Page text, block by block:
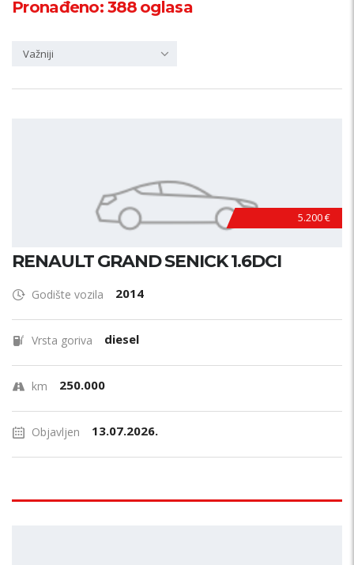
Samo sa slikom
Pronađeno:388oglasa
Važniji
5.200 €
RENAULT GRAND SENICK 1.6DCI
Godište vozila 2014
Vrsta goriva diesel
km 250.000
Objavljen 13.07.2026.